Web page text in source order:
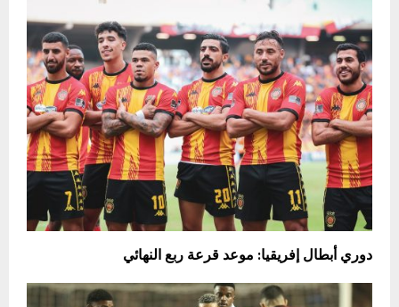
دوري أبطال إفريقيا: موعد قرعة ربع النهائي